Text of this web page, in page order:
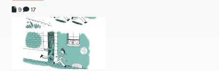
9 17